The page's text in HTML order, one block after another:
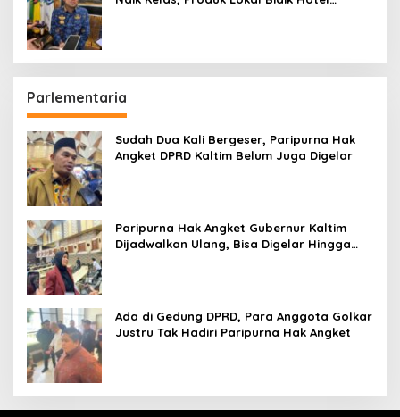
Parlementaria
Sudah Dua Kali Bergeser, Paripurna Hak
Angket DPRD Kaltim Belum Juga Digelar
Paripurna Hak Angket Gubernur Kaltim
Dijadwalkan Ulang, Bisa Digelar Hingga
Ada di Gedung DPRD, Para Anggota Golkar
Justru Tak Hadiri Paripurna Hak Angket